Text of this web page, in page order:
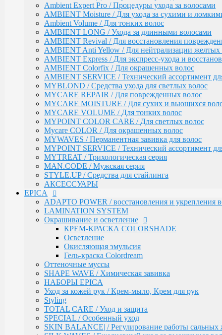
MEN'S / Мужская серия
COLD BLOND / Уход для blond
KERATIN PRO / Реконструкция и восстановление
ARGANIA RISE ORGANIC / Блеск и гладкость волос
AMBER SHINE ORGANIC / Для придания блеска
DEEP RECOVER / Восстановление поврежденных
VOLUME BOOSTER / Для придания объема
RICH COLOR / Для окрашенных волос
COMPLEX PRO / Защита во время и после
COLLAGEN PRO / Глубокое увлажнение волос
INTENSE MOISTURE / Для увлажнения и питания
DAILY HAIRCARE / Ежедневный уход
Техническая серия
Аксессуары
Ollin
PINK DREAM / Линия тонирующих средств для
L&P SYSTEM / Липидная система глубокого
НАБОРЫ
Anti-Yellow / Для нейтрализации жёлтых оттенков
Salon Beauty / Уход для увлажнения, питания и
Ultimate Care / Уход для окрашенных, поврежденных
Basic Line / Салонная линия по уходу за волосами
Bionika / Комплексный уход для волос и кожи
BIONIKA - От корней до кончиков
BIONIKA - Питание и блеск
BIONIKA - Плотность волос
BIONIKA - Против выпадения волос
BIONIKA - Реконструктор
BIONIKA - Экстра увлажнение
BIONIKA - Яркость цвета
Care / Уход за волосами
COCKTAIL BAR / Уходу за волосами
CURL & SMOOTH HAIR / Уходу за гладкими и
CURL HAIR / Химическая Завивка
FULL FORCE / Здоровье волос
FULL FORCE - Экстракт кокоса /
FULL FORCE / Экстракт пурпурного
Ambient Expert Pro / Процедуры ухода за волосами
AMBIENT Moisture / Для ухода за сухими и
Ambient Volume / Для тонких волос
AMBIENT LONG / Ухода за длинными волосами
AMBIENT Revival / Для восстановления
AMBIENT Anti Yellow / Для нейтрализации желтых
AMBIENT Express / Для экспресс-ухода и
AMBIENT Colorfix / Для окрашенных волос
AMBIENT SERVICE / Технический ассортимент
MYBLOND / Средства ухода для светлых волос
MYCARE REPAIR / Для поврежденных волос
MYCARE MOISTURE / Для сухих и вьющихся
MYCARE VOLUME / Для тонких волос
MYPOINT COLOR CARE / Для светлых волос
Mycare COLOR / Для окрашенных волос
MYWAVES / Перманентная завивка для волос
MYPOINT SERVICE / Технический ассортимент
MYTREAT / Трихологическая серия
MAN.CODE / Мужская серия
STYLE.UP / Средства для стайлинга
АКСЕССУАРЫ
EPICA
ADAPTO POWER / восстановления и укрепления
LAMINATION SYSTEM
Окрашивание и осветление
КРЕМ-КРАСКА COLORSHADE
Осветление
Окисляющая эмульсия
Гель-краска Colordream
Оттеночные муссы
SHAPE WAVE / Химическая завивка
НАБОРЫ EPICA
Уход за кожей рук / Крем-мыло, Крем для рук
Styling
TOTAL CARE / Уход и защита
SPECIAL / Особенный уход
SKIN BALANCE| / Регулирование работы сальных